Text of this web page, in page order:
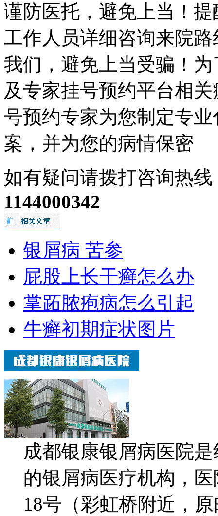
谨防医托，避免上当！
工作人员详细咨询来院
我们，避免上当受骗！
及专家挂号预约平台相
号预约专家为您制定专
案，并为您的病情保密
如有疑问请拨打咨询热线
1144000342
银屑病 苦参
屁股上长干癣怎么办
掌跖脓疱病怎么引起
牛癣初期症状图片
成都银康银屑病医院
的银屑病医疗机构，
18号（彩虹桥附近，